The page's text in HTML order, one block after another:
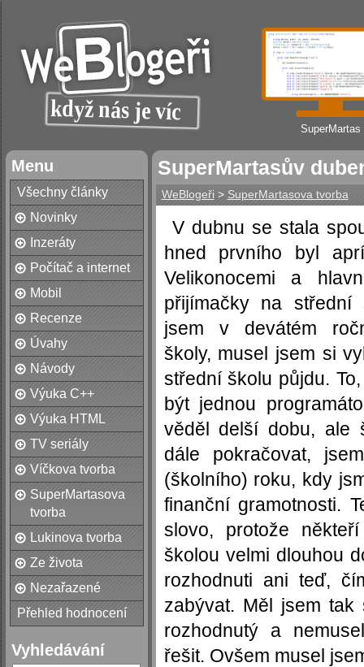
SuperMartas
Menu
Všechny články
Novinky
Inzeráty
Počítač a internet
Mobil
Recenze
Úvahy
Návody
Výuka C++
Výuka HTML
TV seriály
Víčkova tvorba
SuperMartasova
tvorba
Lukinova tvorba
Ze života
Nezařazené
Přehled hodnocení
Vyhledávání
SuperMartasův
WeBlogeři > SuperMartasova tvorba
V dubnu se stala
hned prvního byl
Velikonocemi a
přijímačky na střední
jsem v devátém
školy, musel jsem si
střední školu půjdu.
být jednou
věděl delší dobu, ale
dále pokračovat,
(školního) roku, kdy
finanční gramotnosti.
slovo, protože
školou velmi dlouhou
rozhodnuti ani teď,
zabývat. Měl jsem
rozhodnutý a
řešit. Ovšem musel